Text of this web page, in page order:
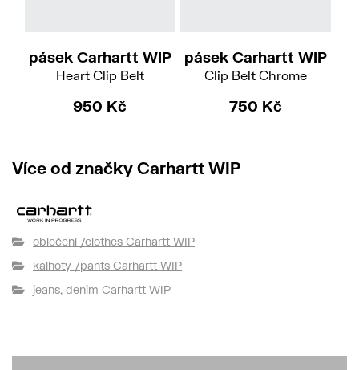
pásek Carhartt WIP
Heart Clip Belt
950 Kč
pásek Carhartt WIP
Clip Belt Chrome
750 Kč
Více od značky Carhartt WIP
oblečení /clothes Carhartt WIP
kalhoty /pants Carhartt WIP
jeans, denim Carhartt WIP